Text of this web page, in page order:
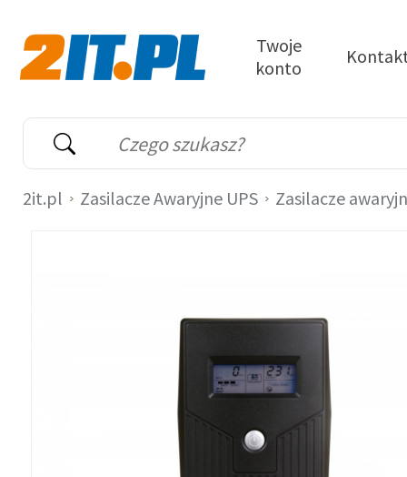
Wyszukiwarka
Słowo kluczowe
Twoje
konto
2it.pl Zasilacze Awaryjne UPS Zasilacze